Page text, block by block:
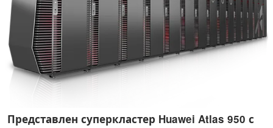
Представлен суперкластер Huawei Atlas 950 с